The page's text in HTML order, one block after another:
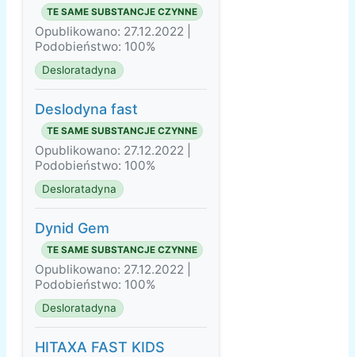
TE SAME SUBSTANCJE CZYNNE
Opublikowano: 27.12.2022 |
Podobieństwo: 100%
Desloratadyna
Deslodyna fast
TE SAME SUBSTANCJE CZYNNE
Opublikowano: 27.12.2022 |
Podobieństwo: 100%
Desloratadyna
Dynid Gem
TE SAME SUBSTANCJE CZYNNE
Opublikowano: 27.12.2022 |
Podobieństwo: 100%
Desloratadyna
HITAXA FAST KIDS